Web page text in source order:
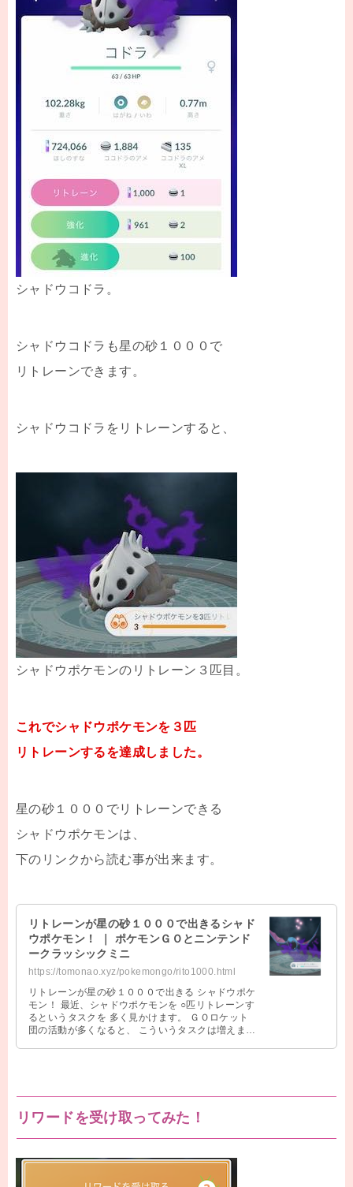
シャドウコドラ。
シャドウコドラも星の砂１０００で
リトレーンできます。
シャドウコドラをリトレーンすると、
シャドウポケモンのリトレーン３匹目。
これでシャドウポケモンを３匹
リトレーンするを達成しました。
星の砂１０００でリトレーンできる
シャドウポケモンは、
下のリンクから読む事が出来ます。
リトレーンが星の砂１０００で出きるシャド
ウポケモン！ ｜ ポケモンＧＯとニンテンド
ークラッシックミニ
https://tomonao.xyz/pokemongo/rito1000.html
リトレーンが星の砂１０００で出きる シャドウポケ
モン！ 最近、シャドウポケモンを ○匹リトレーンす
るというタスクを 多く見かけます。 ＧＯロケット
団の活動が多くなると、 こういうタスクは増えます
リワードを受け取ってみた！